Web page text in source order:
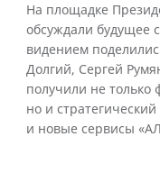
На площадке
обсуждали будущее
видением
Долгий, Сергей
получили не
но и
и новые сервисы